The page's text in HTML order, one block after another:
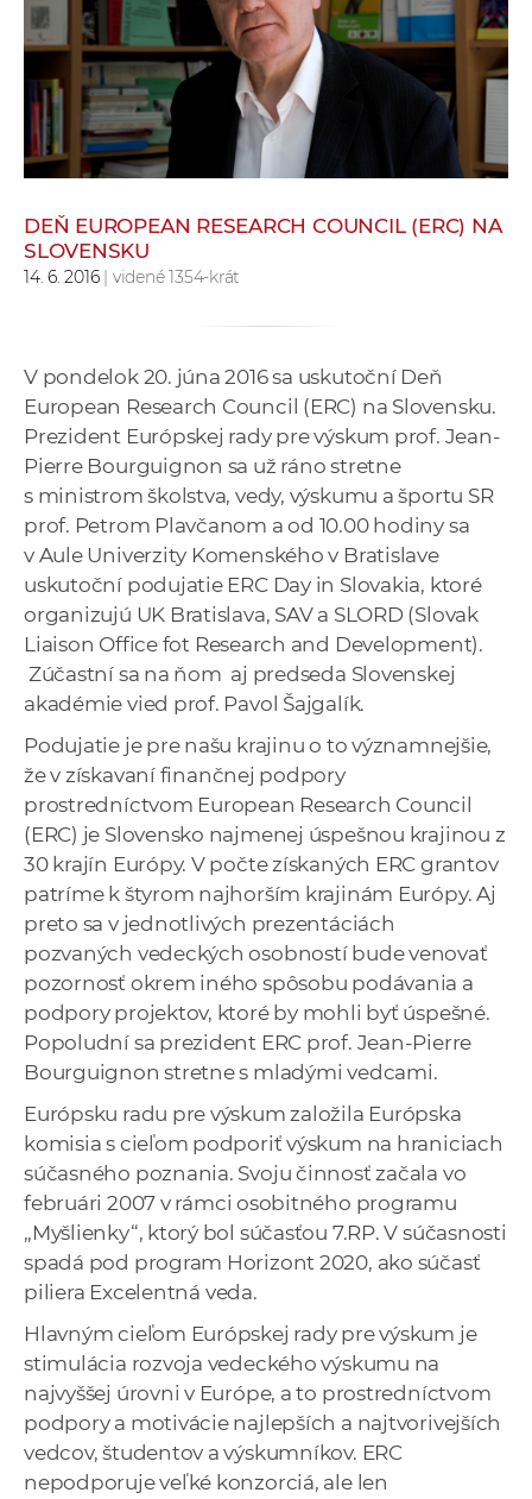
e
v
r
a
v
c
h
p
r
c
o
v
n
o
h
S
A
V
DEŇ EUROPEAN RESEARCH COUNCIL (ERC) NA
SLOVENSKU
14. 6. 2016| videné 1354-krát
V pondelok 20. júna 2016 sa uskutoční Deň
European Research Council (ERC) na Slovensku.
Prezident Európskej rady pre výskum prof. Jean-
Pierre Bourguignon sa už ráno stretne
s ministrom školstva, vedy, výskumu a športu SR
prof. Petrom Plavčanom a od 10.00 hodiny sa
v Aule Univerzity Komenského v Bratislave
uskutoční podujatie ERC Day in Slovakia, ktoré
organizujú UK Bratislava, SAV a SLORD (Slovak
Liaison Office fot Research and Development).
Zúčastní sa na ňom aj predseda Slovenskej
akadémie vied prof. Pavol Šajgalík.
Podujatie je pre našu krajinu o to významnejšie,
že v získavaní finančnej podpory
prostredníctvom European Research Council
(ERC) je Slovensko najmenej úspešnou krajinou z
30 krajín Európy. V počte získaných ERC grantov
patríme k štyrom najhorším krajinám Európy. Aj
preto sa v jednotlivých prezentáciách
pozvaných vedeckých osobností bude venovať
pozornosť okrem iného spôsobu podávania a
podpory projektov, ktoré by mohli byť úspešné.
Popoludní sa prezident ERC prof. Jean-Pierre
Bourguignon stretne s mladými vedcami.
Európsku radu pre výskum založila Európska
komisia s cieľom podporiť výskum na hraniciach
súčasného poznania. Svoju činnosť začala vo
februári 2007 v rámci osobitného programu
„Myšlienky“, ktorý bol súčasťou 7.RP. V súčasnosti
spadá pod program Horizont 2020, ako súčasť
piliera Excelentná veda.
Hlavným cieľom Európskej rady pre výskum je
stimulácia rozvoja vedeckého výskumu na
najvyššej úrovni v Európe, a to prostredníctvom
podpory a motivácie najlepších a najtvorivejších
vedcov, študentov a výskumníkov. ERC
nepodporuje veľké konzorciá, ale len